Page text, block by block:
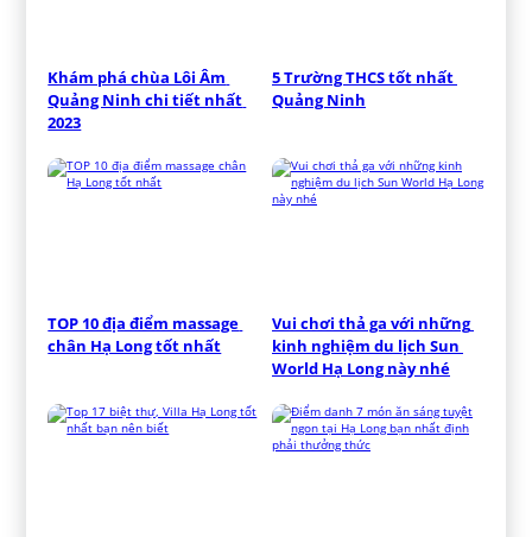
Khám phá chùa Lôi Âm
Quảng Ninh chi tiết nhất
2023
5 Trường THCS tốt nhất
Quảng Ninh
TOP 10 địa điểm massage
chân Hạ Long tốt nhất
Vui chơi thả ga với những
kinh nghiệm du lịch Sun
World Hạ Long này nhé